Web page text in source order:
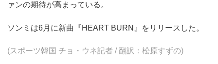
ァンの期待が高まっている。
ソンミは6月に新曲『HEART BURN』をリリースした。
(スポーツ韓国 チョ・ウネ記者 / 翻訳：松原すずの)